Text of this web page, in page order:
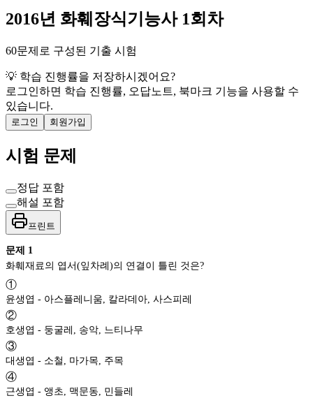
2016년 화훼장식기능사 1회차
60문제로 구성된 기출 시험
💡 학습 진행률을 저장하시겠어요?
로그인하면 학습 진행률, 오답노트, 북마크 기능을 사용할 수
있습니다.
로그인 회원가입
시험 문제
정답 포함
해설 포함
프린트
문제 1
①
윤생엽 - 아스플레니움, 칼라데아, 사스피레
②
호생엽 - 둥굴레, 송악, 느티나무
③
대생엽 - 소철, 마가목, 주목
④
근생엽 - 앵초, 맥문동, 민들레